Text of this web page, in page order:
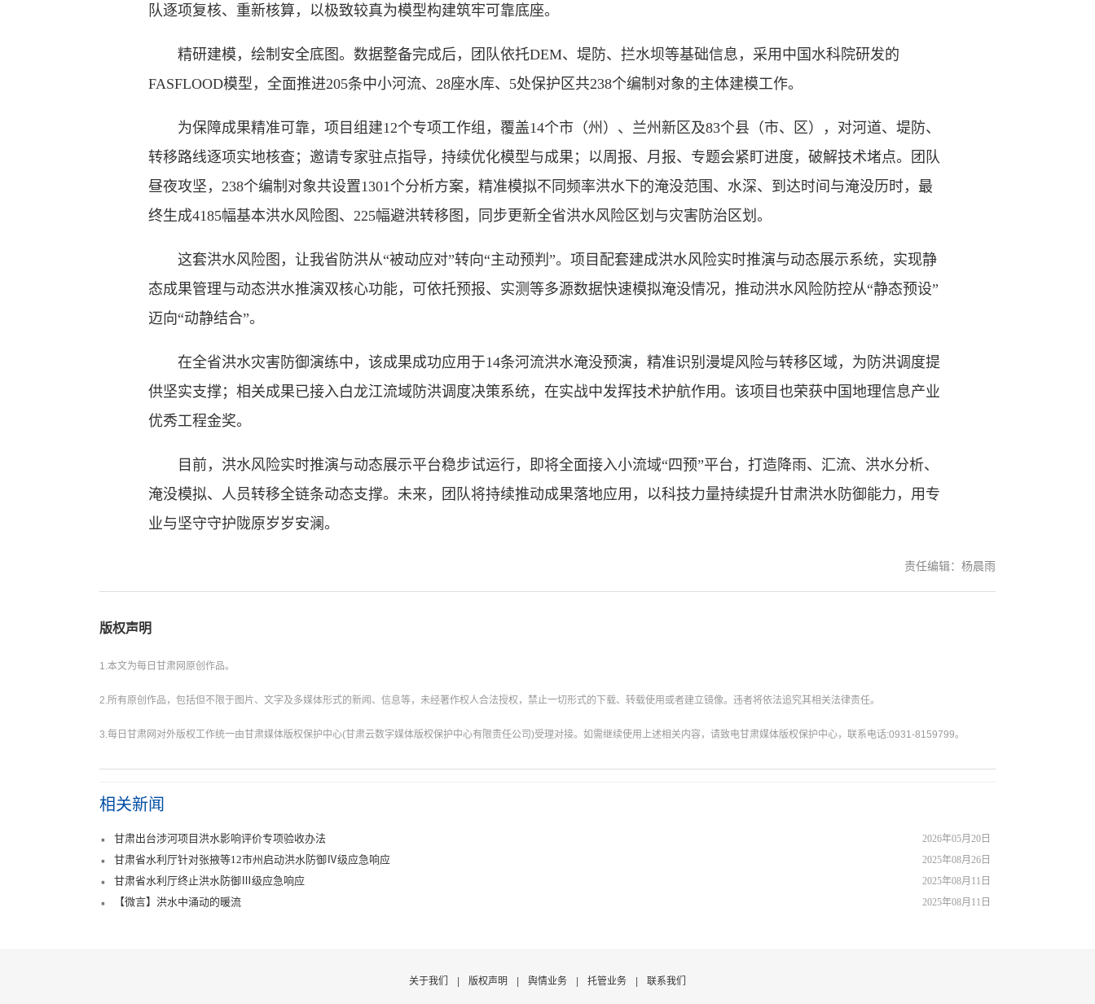
队逐项复核、重新核算，以极致较真为模型构建筑牢可靠底座。
精研建模，绘制安全底图。数据整备完成后，团队依托DEM、堤防、拦水坝等基础信息，采用中国水科院研发的
FASFLOOD模型，全面推进205条中小河流、28座水库、5处保护区共238个编制对象的主体建模工作。
为保障成果精准可靠，项目组建12个专项工作组，覆盖14个市（州）、兰州新区及83个县（市、区），对河道、堤防、
转移路线逐项实地核查；邀请专家驻点指导，持续优化模型与成果；以周报、月报、专题会紧盯进度，破解技术堵点。团队
昼夜攻坚，238个编制对象共设置1301个分析方案，精准模拟不同频率洪水下的淹没范围、水深、到达时间与淹没历时，最
终生成4185幅基本洪水风险图、225幅避洪转移图，同步更新全省洪水风险区划与灾害防治区划。
这套洪水风险图，让我省防洪从“被动应对”转向“主动预判”。项目配套建成洪水风险实时推演与动态展示系统，实现静
态成果管理与动态洪水推演双核心功能，可依托预报、实测等多源数据快速模拟淹没情况，推动洪水风险防控从“静态预设”
迈向“动静结合”。
在全省洪水灾害防御演练中，该成果成功应用于14条河流洪水淹没预演，精准识别漫堤风险与转移区域，为防洪调度提
供坚实支撑；相关成果已接入白龙江流域防洪调度决策系统，在实战中发挥技术护航作用。该项目也荣获中国地理信息产业
优秀工程金奖。
目前，洪水风险实时推演与动态展示平台稳步试运行，即将全面接入小流域“四预”平台，打造降雨、汇流、洪水分析、
淹没模拟、人员转移全链条动态支撑。未来，团队将持续推动成果落地应用，以科技力量持续提升甘肃洪水防御能力，用专
业与坚守守护陇原岁岁安澜。
责任编辑：杨晨雨
版权声明
1.本文为每日甘肃网原创作品。
2.所有原创作品，包括但不限于图片、文字及多媒体形式的新闻、信息等，未经著作权人合法授权，禁止一切形式的下载、转载使用或者建立镜像。违者将依法追究其相关法律责任。
3.每日甘肃网对外版权工作统一由甘肃媒体版权保护中心(甘肃云数字媒体版权保护中心有限责任公司)受理对接。如需继续使用上述相关内容，请致电甘肃媒体版权保护中心，联系电话:0931-8159799。
相关新闻
2026年05月20日
甘肃出台涉河项目洪水影响评价专项验收办法
2025年08月26日
甘肃省水利厅针对张掖等12市州启动洪水防御Ⅳ级应急响应
2025年08月11日
甘肃省水利厅终止洪水防御Ⅲ级应急响应
2025年08月11日
【微言】洪水中涌动的暖流
关于我们 版权声明 舆情业务 托管业务 联系我们